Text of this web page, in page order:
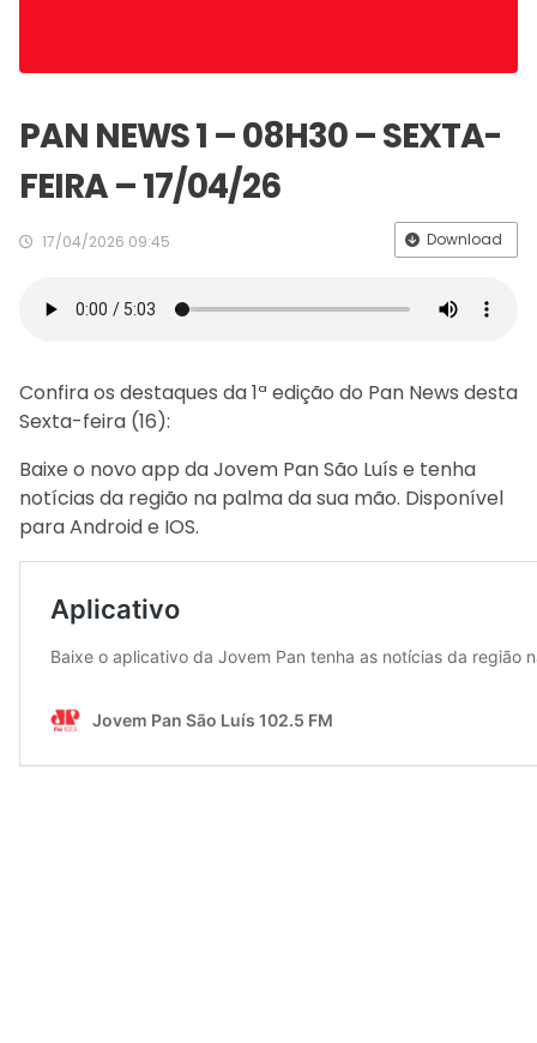
PAN NEWS 1 – 08H30 – SEXTA-
FEIRA – 17/04/26
17/04/2026 09:45 Download
Confira os destaques da 1ª edição do Pan News desta
Sexta-feira (16):
Baixe o novo app da Jovem Pan São Luís e tenha
notícias da região na palma da sua mão. Disponível
para Android e IOS.